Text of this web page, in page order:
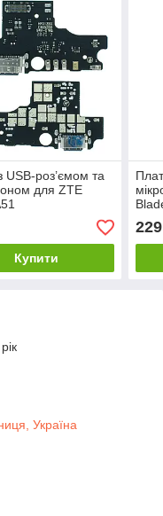
USB-роз’ємом та
для ZTE
Купити
229
Україна